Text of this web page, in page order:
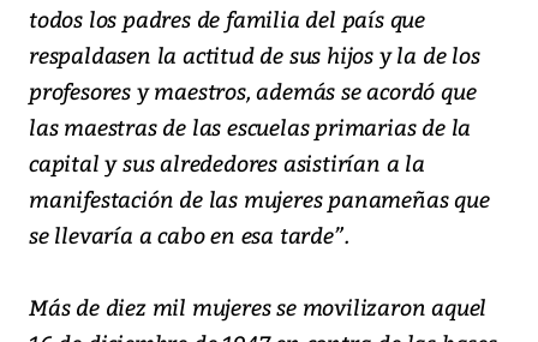
todos los padres de familia del país que
respaldasen la actitud de sus hijos y la de los
profesores y maestros, además se acordó que
las maestras de las escuelas primarias de la
capital y sus alrededores asistirían a la
manifestación de las mujeres panameñas que
se llevaría a cabo en esa tarde”.
Más de diez mil mujeres se movilizaron aquel